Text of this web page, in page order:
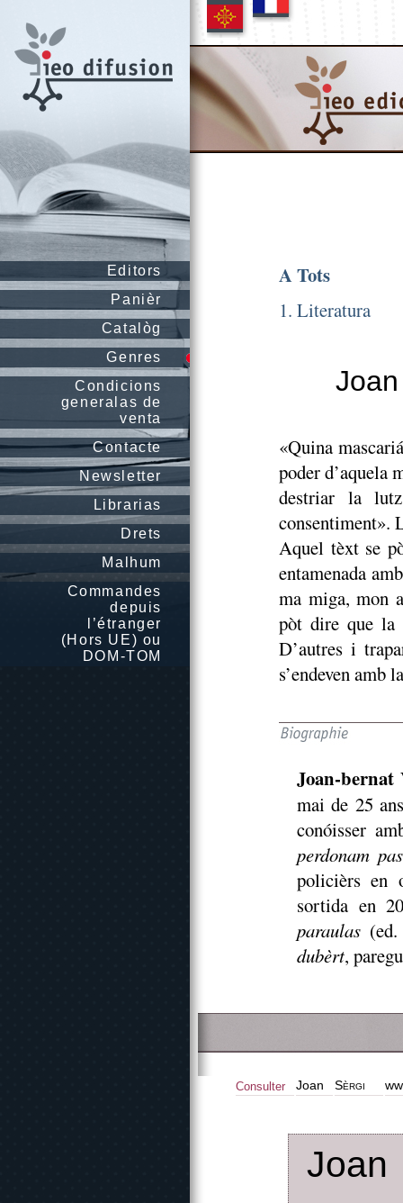
Editors
Panièr
Catalòg
Genres
Condicions
generalas de
venta
Contacte
Newsletter
Librarias
Drets
Malhum
Commandes
depuis
l’étranger
(Hors UE) ou
DOM-TOM
A Tots
1. Literatura
«Quina
poder d’aquela
destriar la
consentiment».
Aquel tèxt se
entamenada
ma miga, mon
pòt dire que la
D’autres i
s’endeven amb
Joan-
mai de 25
conóisser
perdonam pas
policièrs en
sortida en
paraulas
dubèrt,
Consulter Joan Sèrgi
Joan